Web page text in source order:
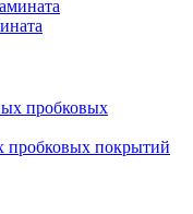
пробковых покрытий